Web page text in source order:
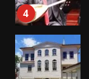
4